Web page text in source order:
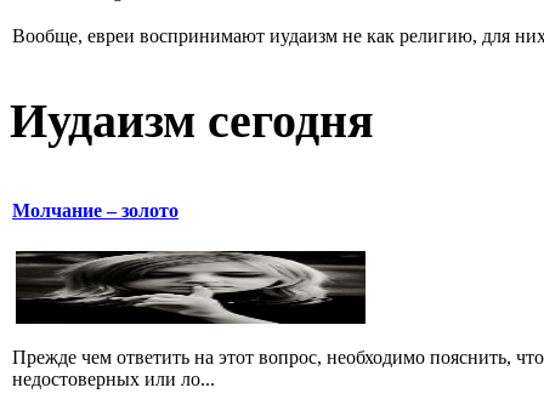
Вообще, евреи воспринимают иудаизм не как религию, для
Иудаизм сегодня
Молчание – золото
Прежде чем ответить на этот вопрос, необходимо пояснить,
недостоверных или ло...